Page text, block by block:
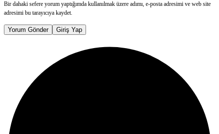
Bir dahaki sefere yorum yaptığımda kullanılmak üzere adımı, e-posta adresimi ve web site
adresimi bu tarayıcıya kaydet.
Yorum Gönder Giriş Yap